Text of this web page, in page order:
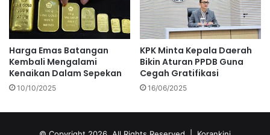
Harga Emas Batangan
Kembali Mengalami
Kenaikan Dalam Sepekan
10/10/2025
KPK Minta Kepala Daerah
Bikin Aturan PPDB Guna
Cegah Gratifikasi
16/06/2025